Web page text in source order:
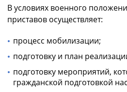
В условиях военного
приставов осуществляет:
процесс мобилизации;
подготовку и план
подготовку мероприятий,
гражданской подготовкой